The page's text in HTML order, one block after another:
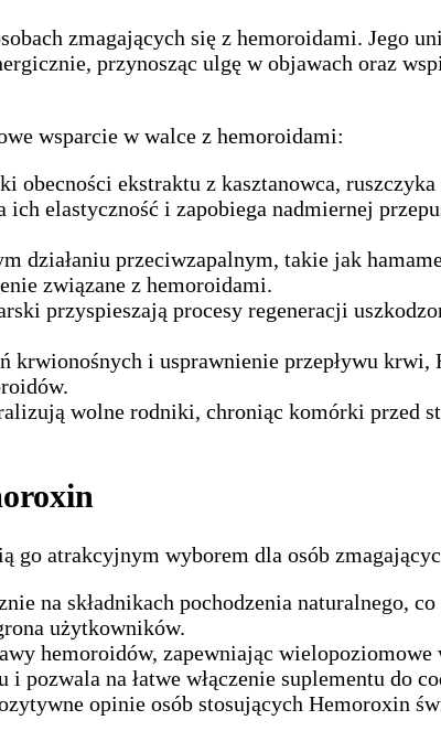
zmagających się z hemoroidami. Jego
przynosząc ulgę w objawach oraz
wsparcie w walce z hemoroidami:
obecności ekstraktu z kasztanowca,
elastyczność i zapobiega nadmiernej
działaniu przeciwzapalnym, takie jak
związane z hemoroidami.
przyspieszają procesy regeneracji
krwionośnych i usprawnienie przepływu
wolne rodniki, chroniąc komórki przed
go atrakcyjnym wyborem dla osób
na składnikach pochodzenia naturalnego,
użytkowników.
hemoroidów, zapewniając wielopoziomowe
pozwala na łatwe włączenie suplementu do
opinie osób stosujących Hemoroxin